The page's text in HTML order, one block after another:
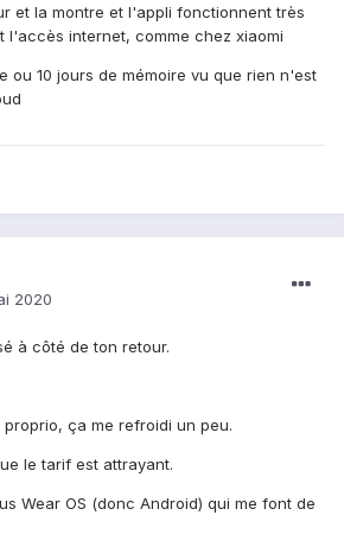
et la montre et l'appli fonctionnent très
l'accès internet, comme chez xiaomi
ou 10 jours de mémoire vu que rien n'est
2020
à côté de ton retour.
ça me refroidi un peu.
le tarif est attrayant.
Wear OS (donc Android) qui me font de